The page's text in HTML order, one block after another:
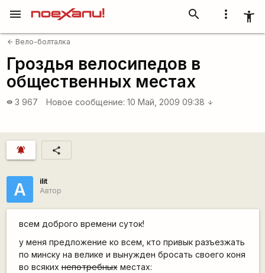
more_vert accessibility_new
search
menu
arrow_back Вело-болталка
Гроздья велосипедов в
общественных местах
visibility 3 967 Новое сообщение: 10 Май, 2009 09:38 arrow_downward
notifications_active share
А
ilit
Автор
всем доброго времени суток!
у меня предложение ко всем, кто привык разъезжать
по минску на велике и вынужден бросать своего коня
во всякихнепотребныхместах: